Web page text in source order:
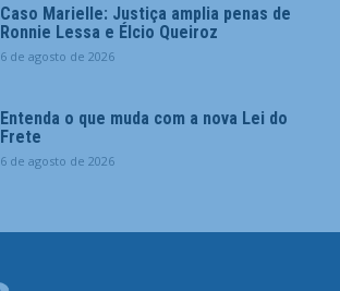
Caso Marielle: Justiça amplia penas de
Ronnie Lessa e Élcio Queiroz
6 de agosto de 2026
Entenda o que muda com a nova Lei do
Frete
6 de agosto de 2026